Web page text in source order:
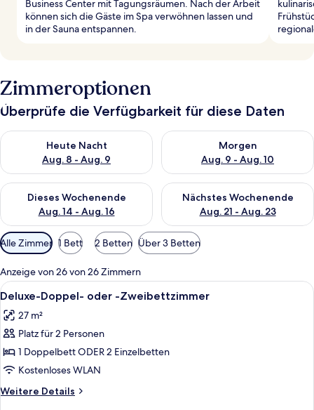
Business Center mit Tagungsräumen. Nach der Arbeit
können sich die Gäste im Spa verwöhnen lassen und
in der Sauna entspannen.
Zimmeroptionen
Überprüfe die Verfügbarkeit für diese Daten
Heute Nacht
Aug. 8 - Aug. 9
Überprüfe die Verfügbarkeit für heute Nacht, Aug. 8 - Aug. 9.
Morgen
Aug. 9 - Aug. 10
Überprüfe die Verfügbarkeit
Dieses Wochenende
Aug. 14 - Aug. 16
Überprüfe die Verfügbarkeit für dieses Wochenende, Aug. 14
Nächstes Wochenende
Aug. 21 - Aug. 23
Überprüfe die Verfügbarkeit
Verfügbare
Filter
für
Zimmer
Alle Zimmer 1 Bett 2 Betten Über 3 Betten
Anzeige von 26 von 26 Zimmern
Alle
Fotos
für
Deluxe-
Doppel-
oder
-
Zweibettzimmer
Ein modernes Hotelzimmer mit Bett,
6
Deluxe-Doppel- oder -Zweibettzimmer
27 m²
Platz für 2 Personen
1 Doppelbett ODER 2 Einzelbetten
Kostenloses WLAN
Weitere Details
Weitere